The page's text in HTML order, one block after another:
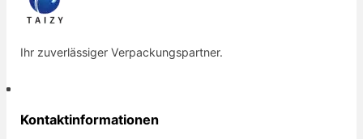
Ihr zuverlässiger Verpackungspartner.
Kontaktinformationen